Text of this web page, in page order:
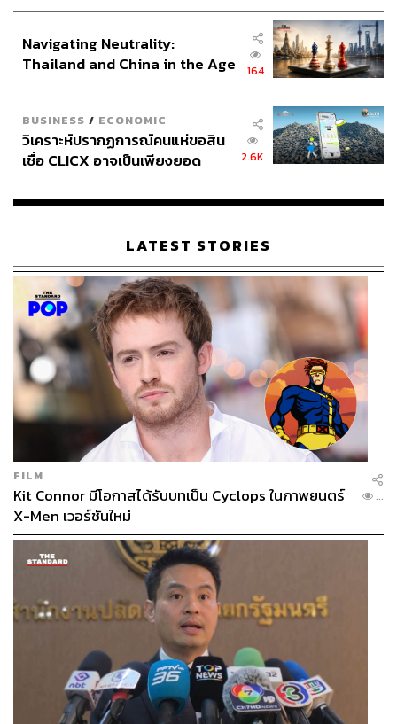
ส่วนสายสื่อสารซึ่งเป็นปัญหาพันกันยุ่งเหยิงมานานนั้น ที่
ผ่านมามีการจ่ายค่าเช่าให้การไฟฟ้าก็จริง แต่ไม่คุ้ม เพราะ
ต้องสร้างเสาให้มีความแข็งแรงขึ้นเพื่อรองรับสายเหล่านี้
อีกทั้งการไฟฟ้าไม่มีแผนจะหาประโยชน์กับการนำสา
ยอื่นๆ มาเกาะ เพียงแต่มองในเรื่องของการใช้ทรัพยากรร่วม
กัน เพราะถ้าไม่ใช้เสาไฟฟ้า ผู้ประกอบการก็ต้องทำเสาของ
ตัวเองขึ้นมาอีก เท่ากับว่าจะมีเสาเต็มไปหมด
Navigating Neutrality:
Thailand and China in the Age
164
BUSINESS / ECONOMIC
วิเคราะห์ปรากฏการณ์คนแห่ขอสิน
เชื่อ CLICX อาจเป็นเพียงยอด
เรือนไทยที่ถูกซุกไว้
2.6K
LATEST STORIES
FILM
Kit Connor มีโอกาสได้รับบทเป็น Cyclops ในภาพยนตร์
X-Men เวอร์ชันใหม่
...